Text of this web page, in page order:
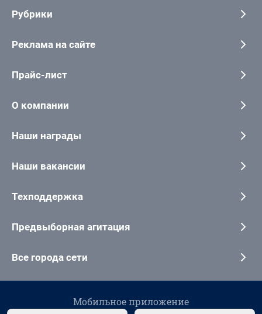
Рубрики
Реклама на сайте
Прайс-лист
О компании
Наши награды
Наши вакансии
Техподдержка
Предвыборная агитация
Все города сети
Мобильное приложение